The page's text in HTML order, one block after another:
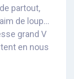
partout,
de loup…
grand V
en nous